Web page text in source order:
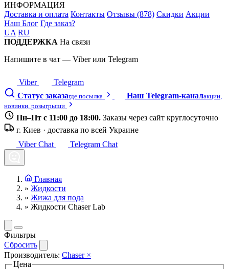
ИНФОРМАЦИЯ
Доставка и оплата Контакты Отзывы (878) Скидки Акции
Наш Блог Где заказ?
UA RU
ПОДДЕРЖКА На связи
Напишите в чат — Viber или Telegram
Viber
Telegram
Статус заказагде посылка Наш Telegram-каналакции,
новинки, розыгрыши
Пн–Пт с 11:00 до 18:00. Заказы через сайт круглосуточно
г. Киев · доставка по всей Украине
Viber Chat
Telegram Chat
Главная
» Жидкости
» Жижа для пода
» Жидкости Chaser Lab
Фильтры
Сбросить
Производитель: Chaser ×
Цена